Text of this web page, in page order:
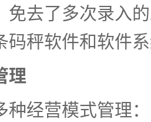
免去了多次录入
码秤软件和软件
理
经营模式管理：